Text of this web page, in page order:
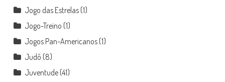
Jogo das Estrelas(1)
Jogo-Treino (1)
Jogos Pan-Americanos(1)
Judô (8)
Juventude(41)